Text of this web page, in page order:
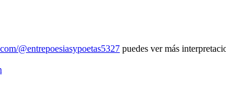
@entrepoesiasypoetas5327 puedes ver más